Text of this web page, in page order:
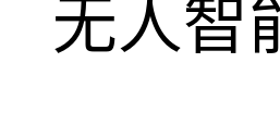
无人智